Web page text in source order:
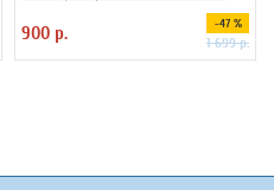
900 р. -47 %
1 699 р.